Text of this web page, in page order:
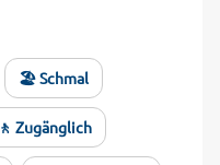
🏖️ Schmal
🚶 Zugänglich